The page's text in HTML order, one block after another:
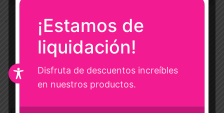
talla por
M, S, XS
¡Estamos de
liquidación!
Disfruta de descuentos increíbles
en nuestros productos.